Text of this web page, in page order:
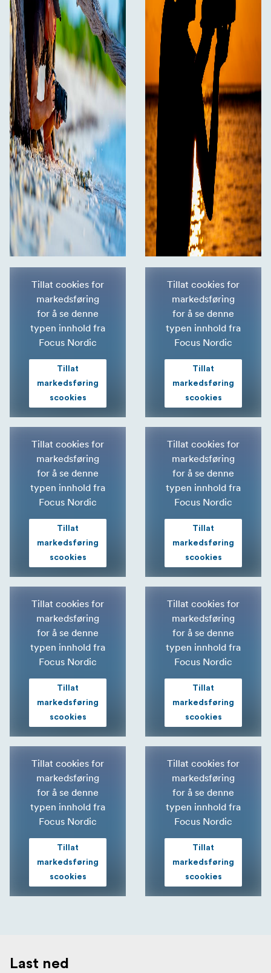
Tillat cookies for
markedsføring
for å se denne
typen innhold fra
Focus Nordic
Tillat
markedsføring
scookies
Tillat cookies for
markedsføring
for å se denne
typen innhold fra
Focus Nordic
Tillat
markedsføring
scookies
Tillat cookies for
markedsføring
for å se denne
typen innhold fra
Focus Nordic
Tillat
markedsføring
scookies
Tillat cookies for
markedsføring
for å se denne
typen innhold fra
Focus Nordic
Tillat
markedsføring
scookies
Tillat cookies for
markedsføring
for å se denne
typen innhold fra
Focus Nordic
Tillat
markedsføring
scookies
Tillat cookies for
markedsføring
for å se denne
typen innhold fra
Focus Nordic
Tillat
markedsføring
scookies
Tillat cookies for
markedsføring
for å se denne
typen innhold fra
Focus Nordic
Tillat
markedsføring
scookies
Tillat cookies for
markedsføring
for å se denne
typen innhold fra
Focus Nordic
Tillat
markedsføring
scookies
Last ned